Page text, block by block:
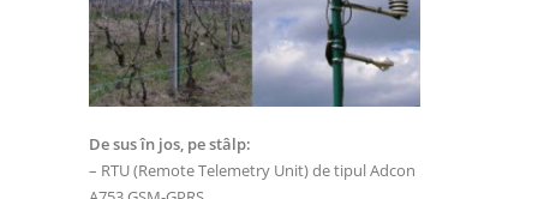
De sus în jos, pe stâlp:
– RTU (Remote Telemetry Unit) de tipul Adcon